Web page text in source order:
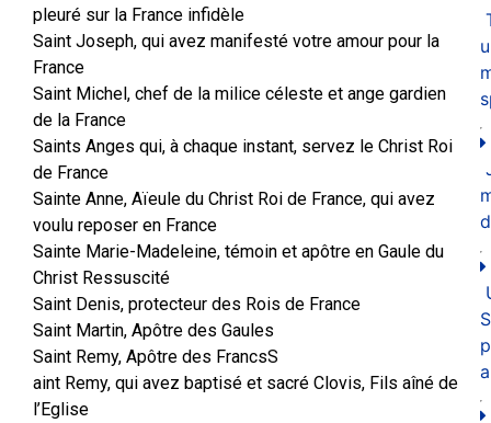
pleuré sur la France infidèle
Saint Joseph, qui avez manifesté votre amour pour la
France
Saint Michel, chef de la milice céleste et ange gardien
de la France
Saints Anges qui, à chaque instant, servez le Christ Roi
de France
Sainte Anne, Aïeule du Christ Roi de France, qui avez
voulu reposer en France
Sainte Marie-Madeleine, témoin et apôtre en Gaule du
Christ Ressuscité
Saint Denis, protecteur des Rois de France
Saint Martin, Apôtre des Gaules
Saint Remy, Apôtre des FrancsS
aint Remy, qui avez baptisé et sacré Clovis, Fils aîné de
l’Eglise